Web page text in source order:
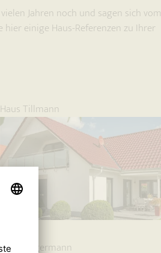
Jahren noch und sagen sich vom
einige Haus-Referenzen zu Ihrer
Haus Tillmann
Haus Ungermann